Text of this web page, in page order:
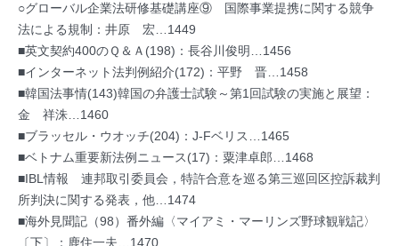
○グローバル企業法研修基礎講座⑨ 国際事業提携に関する競争
法による規制：井原 宏…1449
■英文契約400のＱ＆Ａ(198)：長谷川俊明…1456
■インターネット法判例紹介(172)：平野 晋…1458
■韓国法事情(143)韓国の弁護士試験～第1回試験の実施と展望：
金 祥洙…1460
■ブラッセル・ウオッチ(204)：J-Fベリス…1465
■ベトナム重要新法例ニュース(17)：粟津卓郎…1468
■IBL情報 連邦取引委員会，特許合意を巡る第三巡回区控訴裁判
所判決に関する発表，他…1474
■海外見聞記（98）番外編〈マイアミ・マーリンズ野球観戦記〉
〔下〕：鹿住一夫…1470